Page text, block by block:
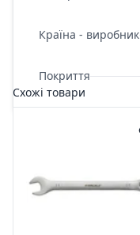
Країна - виробник
Покриття
Схожі товари